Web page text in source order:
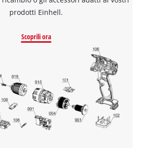
prodotti Einhell.
Scoprili ora